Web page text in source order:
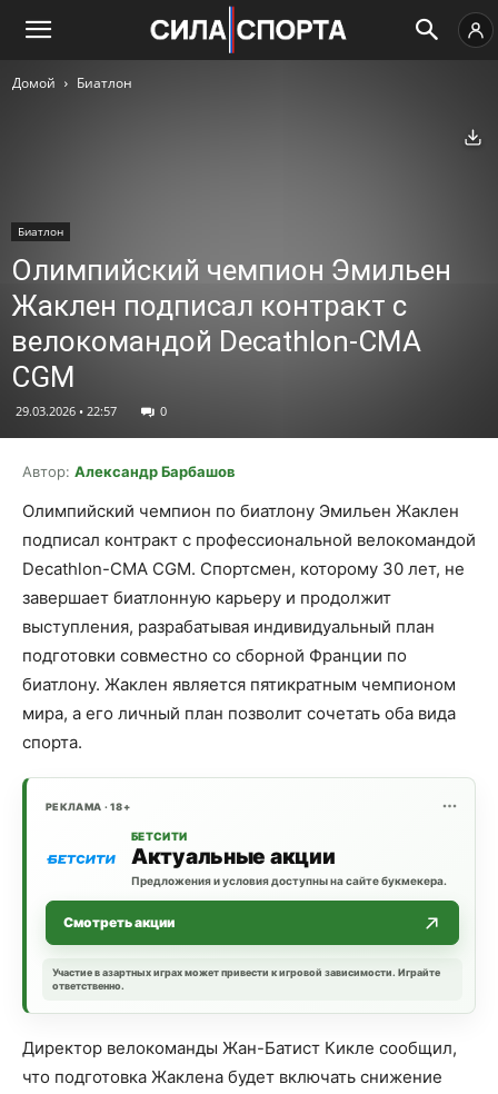
Домой Биатлон
Биатлон
Олимпийский чемпион Эмильен
Жаклен подписал контракт с
велокомандой Decathlon-CMA
CGM
29.03.2026 • 22:57 0
Автор: Александр Барбашов
Олимпийский чемпион по биатлону Эмильен Жаклен
подписал контракт с профессиональной велокомандой
Decathlon-CMA CGM. Спортсмен, которому 30 лет, не
завершает биатлонную карьеру и продолжит
выступления, разрабатывая индивидуальный план
подготовки совместно со сборной Франции по
биатлону. Жаклен является пятикратным чемпионом
мира, а его личный план позволит сочетать оба вида
спорта.
РЕКЛАМА · 18+
БЕТСИТИ
Актуальные акции
Предложения и условия доступны на сайте букмекера.
Смотреть акции
Участие в азартных играх может привести к игровой зависимости. Играйте
ответственно.
Директор велокоманды Жан-Батист Кикле сообщил,
что подготовка Жаклена будет включать снижение